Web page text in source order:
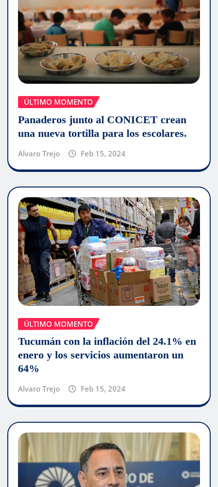
ÚLTIMO MOMENTO
Panaderos junto al CONICET crean
una nueva tortilla para los escolares.
Alvaro Trejo Feb 15, 2024
ÚLTIMO MOMENTO
Tucumán con la inflación del 24.1% en
enero y los servicios aumentaron un
64%
Alvaro Trejo Feb 15, 2024